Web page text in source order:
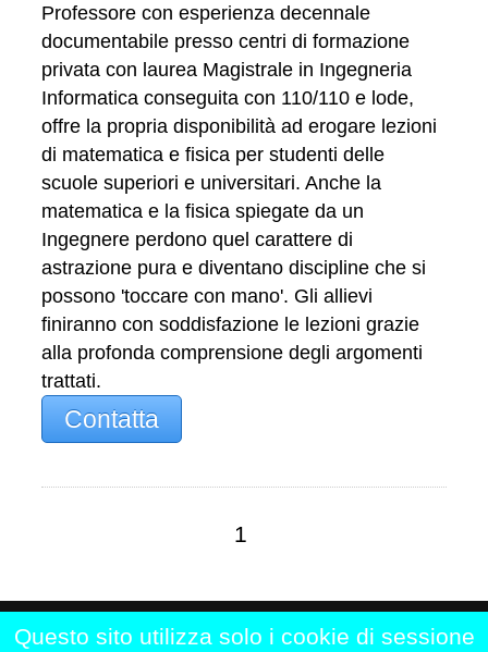
Professore con esperienza decennale
documentabile presso centri di formazione
privata con laurea Magistrale in Ingegneria
Informatica conseguita con 110/110 e lode,
offre la propria disponibilità ad erogare lezioni
di matematica e fisica per studenti delle
scuole superiori e universitari. Anche la
matematica e la fisica spiegate da un
Ingegnere perdono quel carattere di
astrazione pura e diventano discipline che si
possono 'toccare con mano'. Gli allievi
finiranno con soddisfazione le lezioni grazie
alla profonda comprensione degli argomenti
trattati.
Contatta
1
Home | Chi siamo| Contattaci |
Questo sito utilizza solo i cookie di sessione